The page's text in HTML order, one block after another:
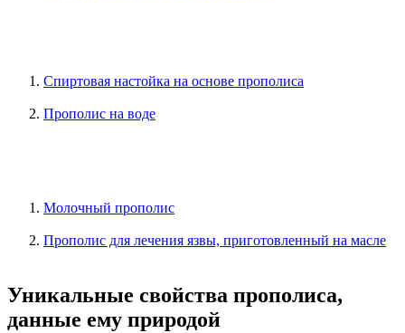
Спиртовая настойка на основе прополиса
Прополис на воде
Молочный прополис
Прополис для лечения язвы, приготовленный на масле
Уникальные свойства прополиса,
данные ему природой